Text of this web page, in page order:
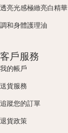
透亮光感極緻亮白精華
調和身體護理油
客戶服務
我的帳戶
送貨服務
追蹤您的訂單
退貨政策